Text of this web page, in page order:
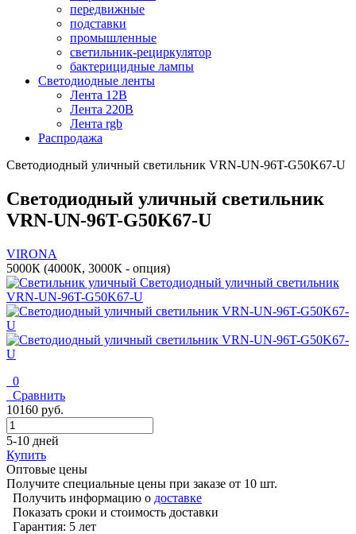
передвижные
подставки
промышленные
светильник-рециркулятор
бактерицидные лампы
Светодиодные ленты
Лента 12В
Лента 220В
Лента rgb
Распродажа
Светодиодный уличный светильник VRN-UN-96T-G50K67-U
Светодиодный уличный светильник
VRN-UN-96T-G50K67-U
VIRONA
5000К (4000К, 3000К - опция)
0
Сравнить
10160 руб.
5-10 дней
Купить
Оптовые цены
Получите специальные цены при заказе от 10 шт.
Получить информацию о доставке
Показать сроки и стоимость доставки
Гарантия: 5 лет